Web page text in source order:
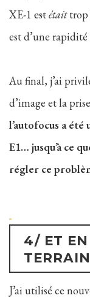
XE-1 estétait
est d’une
Au final, j’ai
d’image et la
l’autofocus a
E1… jusqu’à ce
régler ce
4/ ET EN
J’ai utilisé ce